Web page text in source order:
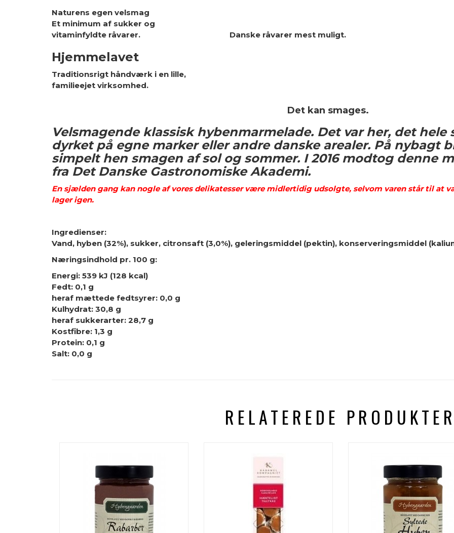
Naturens egen velsmag
Et minimum af sukker og
vitaminfyldte råvarer. Danske råvarer mest muligt.
Hjemmelavet
Traditionsrigt håndværk i en lille,
familieejet virksomhed.
Det kan smages.
Velsmagende klassisk hybenmarmelade. Det var her, det hele
dyrket på egne marker eller andre danske arealer. På nybagt
simpelt hen smagen af sol og sommer. I 2016 modtog denne
fra Det Danske Gastronomiske Akademi.
En sjælden gang kan nogle af vores delikatesser være midlertidig udsolgte, selvom varen står til at
lager igen.
Ingredienser:
Vand, hyben (32%), sukker, citronsaft (3,0%), geleringsmiddel (pektin), konserveringsmiddel
Næringsindhold pr. 100 g:
Energi: 539 kJ (128 kcal)
Fedt: 0,1 g
heraf mættede fedtsyrer: 0,0 g
Kulhydrat: 30,8 g
heraf sukkerarter: 28,7 g
Kostfibre: 1,3 g
Protein: 0,1 g
Salt: 0,0 g
RELATEREDE PRODUKTER